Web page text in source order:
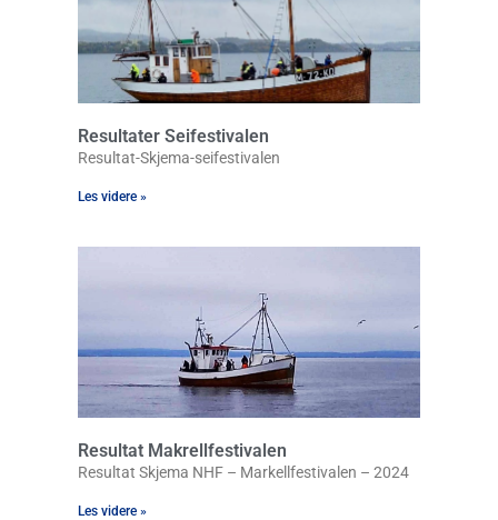
Resultater Seifestivalen
Resultat-Skjema-seifestivalen
Les videre »
Resultat Makrellfestivalen
Resultat Skjema NHF – Markellfestivalen – 2024
Les videre »